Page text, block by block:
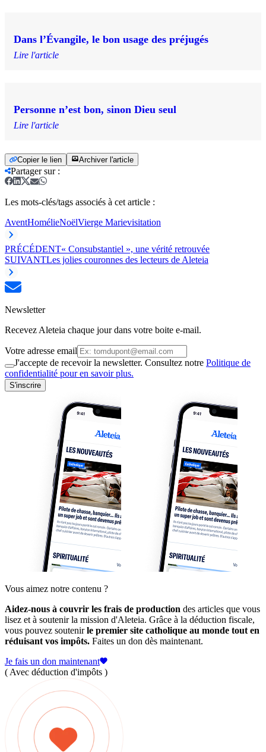
Dans l’Évangile, le bon usage des préjugés
Lire l'article
Personne n’est bon, sinon Dieu seul
Lire l'article
Copier le lien Archiver l'article
Partager sur:
Les mots-clés/tags associés à cet article :
AventHomélieNoëlVierge Marievisitation
PRÉCÉDENT« Consubstantiel », une vérité retrouvée
SUIVANTLes jolies couronnes des lecteurs de Aleteia
Newsletter
Recevez Aleteia chaque jour dans votre boite e-mail.
Votre adresse email
J'accepte de recevoir la newsletter. Consultez notre Politique de
confidentialité pour en savoir plus.
S'inscrire
Vous aimez notre contenu ?
Aidez-nous à couvrir les frais de production des articles que vous
lisez et à soutenir la mission d'Aleteia. Grâce à la déduction fiscale,
vous pouvez soutenirle premier site catholique au monde tout en
réduisant vos impôts. Faites un don dès maintenant.
Je fais un don maintenant
( Avec déduction d'impôts )